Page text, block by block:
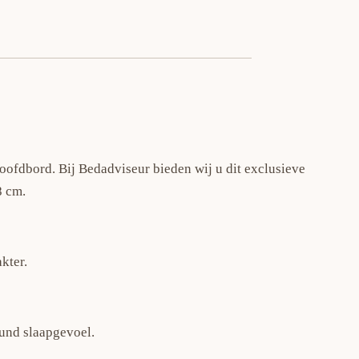
Bij Bedadviseur bieden wij u dit exclusieve
cm.
slaapgevoel.